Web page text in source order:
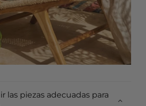
las piezas adecuadas para